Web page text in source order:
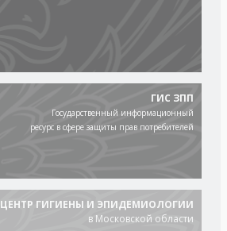
ГИС ЗПП
Государственный информационный
ресурс в сфере защиты прав потребителей
ЦЕНТР ГИГИЕНЫ И ЭПИДЕМИОЛОГИИ
в Московской области